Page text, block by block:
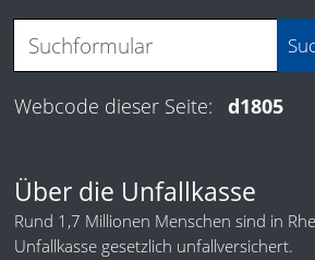
Webcode dieser Seite: d1805
Über die Unfallkasse
Rund 1,7 Millionen Menschen sind in
Unfallkasse gesetzlich unfallversichert.